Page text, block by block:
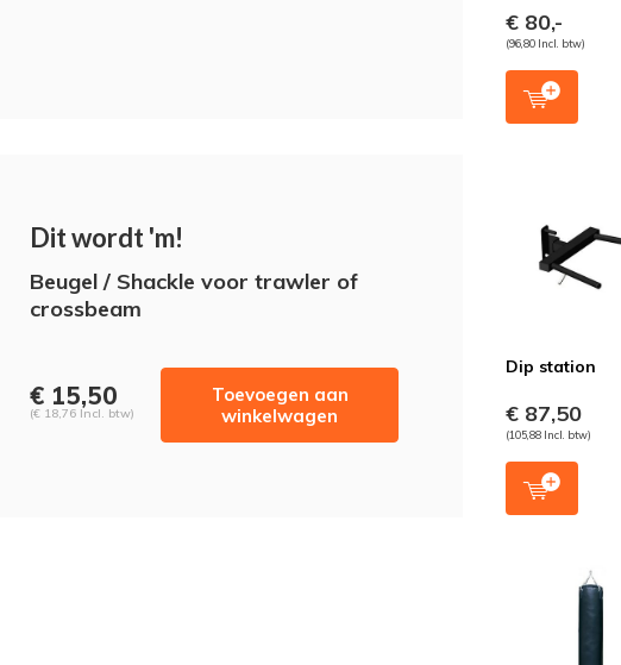
Dit wordt 'm!
Beugel / Shackle voor trawler of
crossbeam
€ 15,50
(€ 18,76 Incl. btw)
Toevoegen aan
winkelwagen
€ 80,-
(96,80 Incl. btw)
Dip station
€ 87,50
(105,88 Incl. btw)